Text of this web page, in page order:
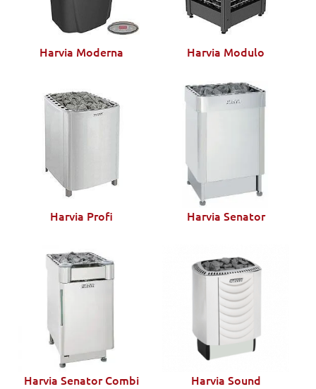
Harvia Moderna Harvia Modulo
Harvia Profi Harvia Senator
Harvia Senator Combi Harvia Sound